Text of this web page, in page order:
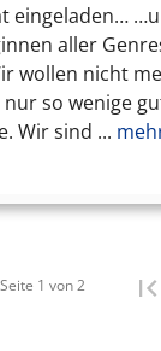
eingeladen…
aller
wollen nicht
so wenige
Wir sind ...
Seite 1 von 2